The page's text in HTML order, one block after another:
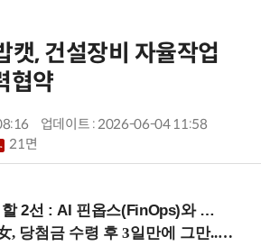
캣, 건설장비 자율작업
협약
업데이트 : 2026-06-04 11:58
21면
옵스(FinOps)와 토큰 거버넌스 (8/21 잠실역)